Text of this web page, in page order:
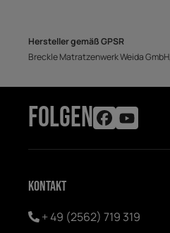
Hersteller gemäß GPSR
Breckle Matratzenwerk Weida
FOLGEN
Kontakt
+ 49 (2562) 719 319